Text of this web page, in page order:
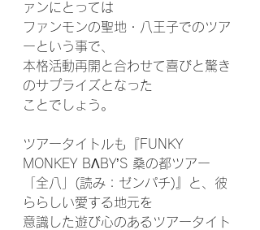
ァンにとっては
ファンモンの聖地・八王子でのツア
ーという事で、
本格活動再開と合わせて喜びと驚き
のサプライズとなった
ことでしょう。
ツアータイトルも『FUNKY
MONKEY BΛBY’S 桑の都ツアー
「全八」(読み：ゼンパチ)』と、彼
ららしい愛する地元を
意識した遊び心のあるツアータイト